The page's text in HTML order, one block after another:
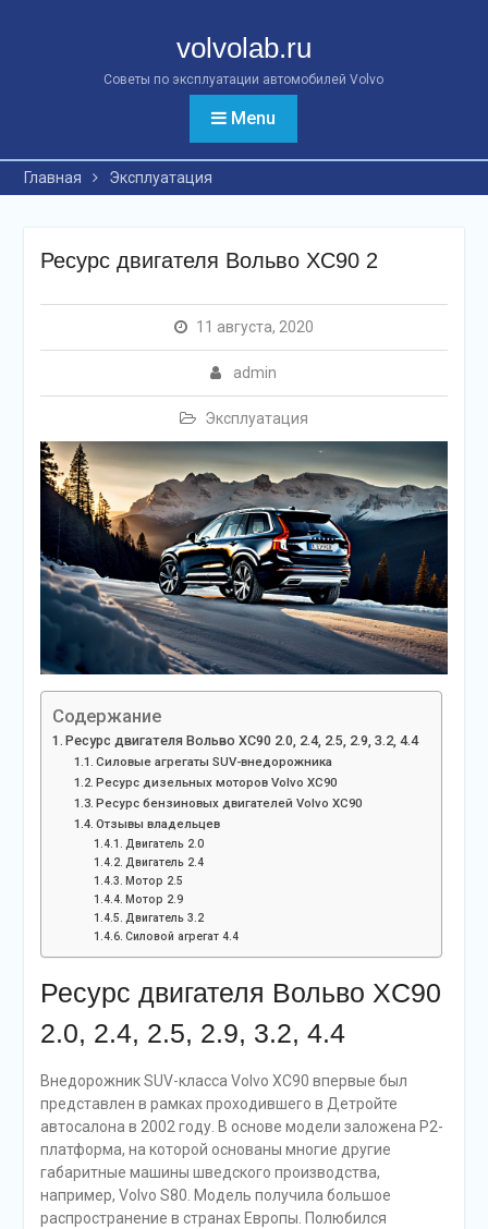
volvolab.ru
Советы по эксплуатации автомобилей Volvo
Menu
Главная Эксплуатация
Ресурс двигателя Вольво XC90 2
11 августа, 2020
admin
Эксплуатация
Содержание
Ресурс двигателя Вольво XC90 2.0, 2.4, 2.5, 2.9, 3.2, 4.4
Силовые агрегаты SUV-внедорожника
Ресурс дизельных моторов Volvo XC90
Ресурс бензиновых двигателей Volvo XC90
Отзывы владельцев
Двигатель 2.0
Двигатель 2.4
Мотор 2.5
Мотор 2.9
Двигатель 3.2
Силовой агрегат 4.4
Ресурс двигателя Вольво XC90
2.0, 2.4, 2.5, 2.9, 3.2, 4.4
Внедорожник SUV-класса Volvo XC90 впервые был
представлен в рамках проходившего в Детройте
автосалона в 2002 году. В основе модели заложена Р2-
платформа, на которой основаны многие другие
габаритные машины шведского производства,
например, Volvo S80. Модель получила большое
распространение в странах Европы. Полюбился